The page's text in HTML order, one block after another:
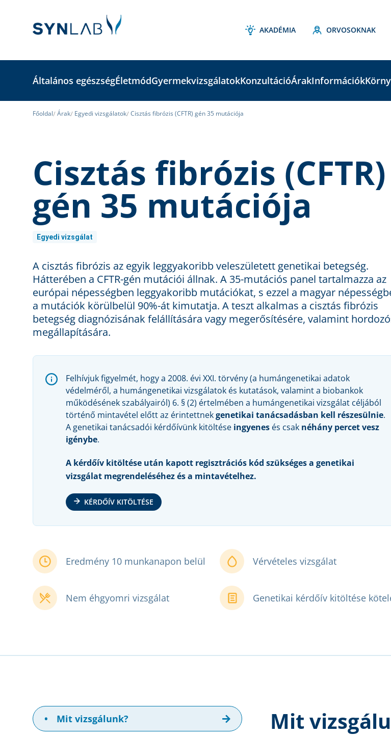
AKADÉMIA ORVOSOKNAK
Általános egészségÉletmódGyermekvizsgálatokKonzultációÁrakInformációk
Főoldal Árak Egyedi vizsgálatok Cisztás fibrózis (CFTR) gén 35 mutációja
Cisztás fibrózis (CFTR)
gén 35 mutációja
Egyedi vizsgálat
A cisztás fibrózis az egyik leggyakoribb veleszületett genetikai betegség.
Hátterében a CFTR-gén mutációi állnak. A 35-mutációs panel tartalmazza az
európai népességben leggyakoribb mutációkat, s ezzel a magyar
a mutációk körülbelül 90%-át kimutatja. A teszt alkalmas a cisztás fibrózis
betegség diagnózisának felállítására vagy megerősítésére, valamint
megállapítására.
Felhívjuk figyelmét, hogy a 2008. évi XXI. törvény (a humángenetikai adatok
védelméről, a humángenetikai vizsgálatok és kutatások, valamint a biobankok
működésének szabályairól) 6. § (2) értelmében a humángenetikai vizsgálat céljából
történő mintavétel előtt az érintettnekgenetikai tanácsadásban kell részesülnie.
A genetikai tanácsadói kérdőívünk kitöltése ingyenes és csak néhány percet vesz
igénybe.
A kérdőív kitöltése után kapott regisztrációs kód szükséges a genetikai
vizsgálat megrendeléséhez és a mintavételhez.
KÉRDŐÍV KITÖLTÉSE
Eredmény 10 munkanapon belül Vérvételes vizsgálat
Nem éhgyomri vizsgálat Genetikai kérdőív kitöltése
• Mit vizsgálunk? Mit